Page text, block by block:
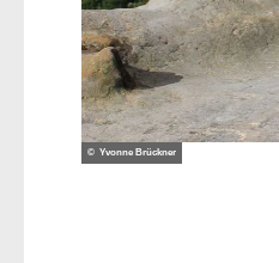
© Yvonne Brückner